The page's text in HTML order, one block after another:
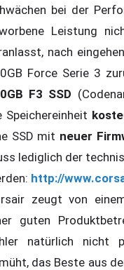
bei der
Leistung
nach
Force Serie 3
F3 SSD
Speichereinheit
SSD mit neuer
lediglich der
http://
zeugt von
guten
natürlich nicht
das Beste aus